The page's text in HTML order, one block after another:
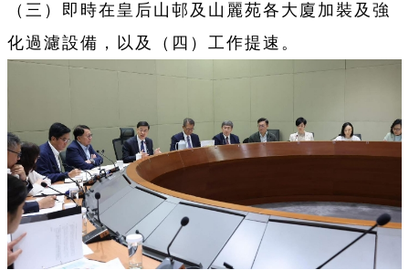
（三）即時在皇后山邨及山麗苑各大廈加裝及強
化過濾設備，以及（四）工作提速。